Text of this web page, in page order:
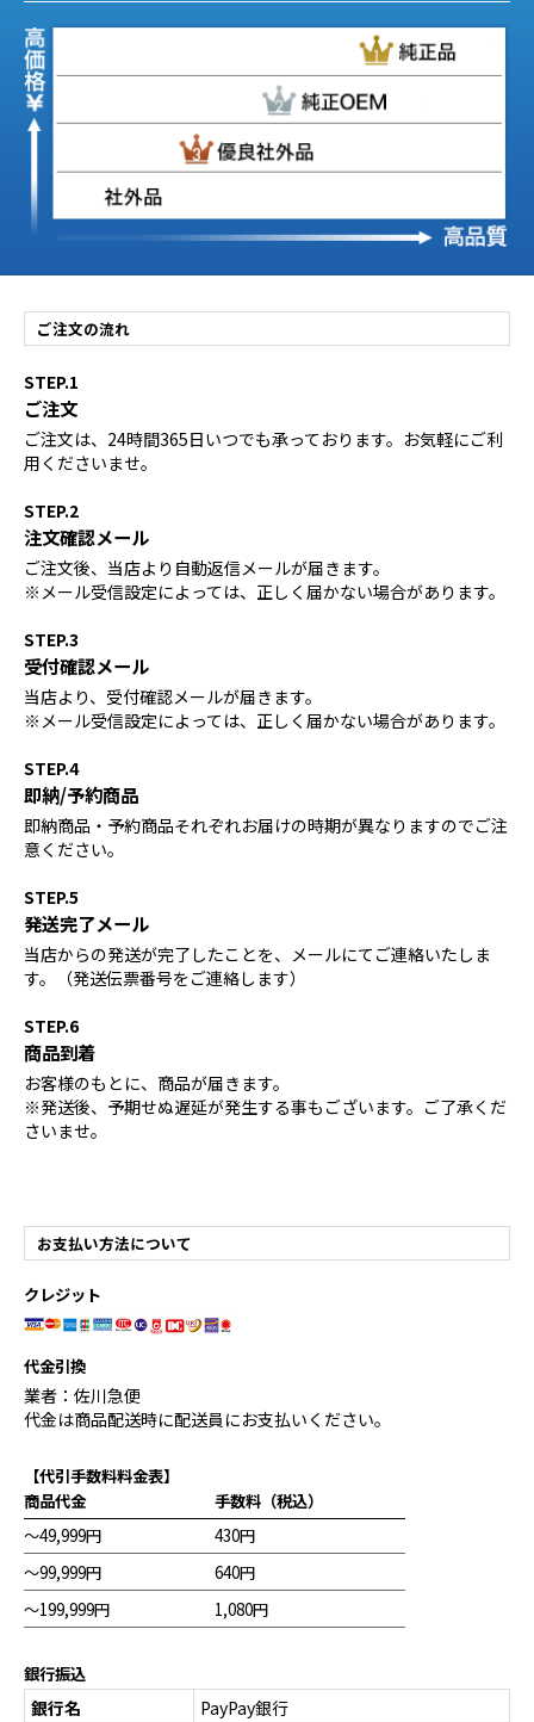
ご注文の流れ
STEP.1
ご注文
ご注文は、24時間365日いつでも承っております。お気軽にご利
用くださいませ。
STEP.2
注文確認メール
ご注文後、当店より自動返信メールが届きます。
※メール受信設定によっては、正しく届かない場合があります。
STEP.3
受付確認メール
当店より、受付確認メールが届きます。
※メール受信設定によっては、正しく届かない場合があります。
STEP.4
即納/予約商品
即納商品・予約商品それぞれお届けの時期が異なりますのでご注
意ください。
STEP.5
発送完了メール
当店からの発送が完了したことを、メールにてご連絡いたしま
す。（発送伝票番号をご連絡します）
STEP.6
商品到着
お客様のもとに、商品が届きます。
※発送後、予期せぬ遅延が発生する事もございます。ご了承くだ
さいませ。
お支払い方法について
クレジット
代金引換
業者：佐川急便
代金は商品配送時に配送員にお支払いください。
【代引手数料料金表】
商品代金
～49,999円
～99,999円
～199,999円
手数料（税込）
430円
640円
1,080円
銀行振込
銀行名
PayPay銀行